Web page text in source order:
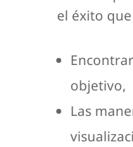
el éxito
objetivo,
Las